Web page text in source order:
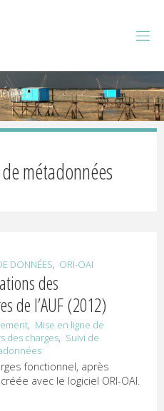
métadonnées
DONNÉES, ORI-OAI
des
de l’AUF (2012)
, Mise en ligne de
des charges, Suivi de
fonctionnel, après
avec le logiciel ORI-OAI.